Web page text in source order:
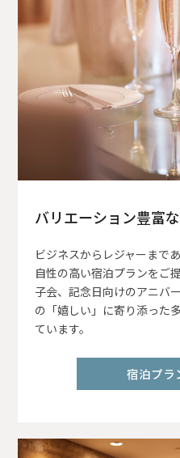
バリエーション豊富
ビジネスからレジャーまで
自性の高い宿泊プランをご
子会、記念日向けのアニバ
の「嬉しい」に寄り添った
ています。
宿泊プラ